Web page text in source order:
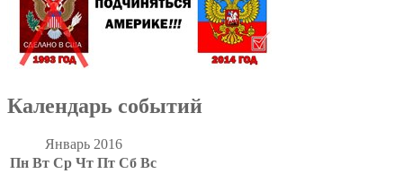
Календарь событий
Январь 2016
Пн Вт Ср Чт Пт Сб Вс